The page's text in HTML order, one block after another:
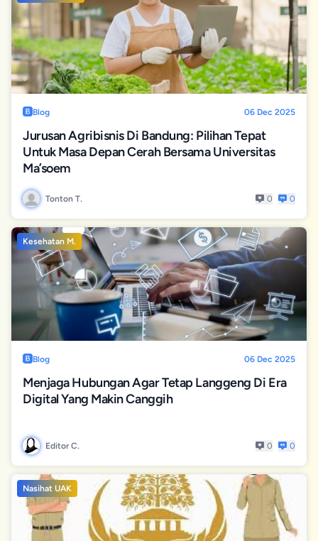
Arti
Tumbuh
Blog 06 Dec 2025
Jurusan Agribisnis Di Bandung: Pilihan Tepat
Untuk Masa Depan Cerah Bersama Universitas
Ma’soem
Tonton T. 0 0
Kesehatan M.
Blog 06 Dec 2025
Menjaga Hubungan Agar Tetap Langgeng Di Era
Digital Yang Makin Canggih
Editor C. 0 0
Nasihat UAK